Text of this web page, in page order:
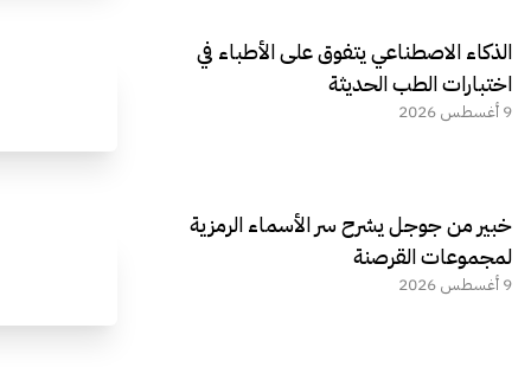
الذكاء الاصطناعي يتفوق على الأطباء في
اختبارات الطب الحديثة
9 أغسطس 2026
خبير من جوجل يشرح سر الأسماء الرمزية
لمجموعات القرصنة
9 أغسطس 2026